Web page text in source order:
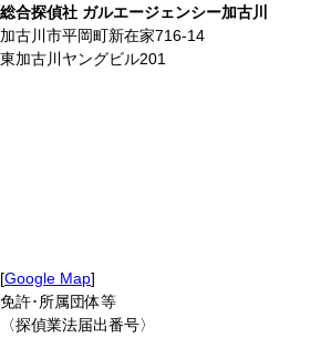
総合探偵社 ガルエージェンシー加古川
加古川市平岡町新在家716-14
東加古川ヤングビル201
[Google Map]
免許･所属団体等
〈探偵業法届出番号〉